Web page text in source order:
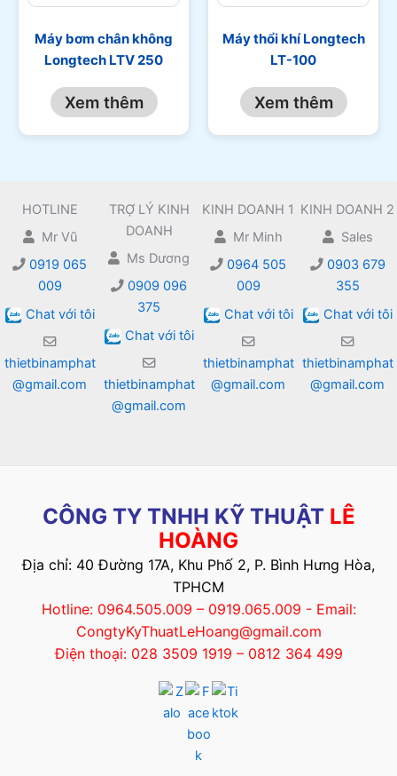
Máy bơm chân không
Longtech LTV 250
Xem thêm
Máy thổi khí Longtech
LT-100
Xem thêm
HOTLINE
Mr Vũ
0919 065
009
Chat với tôi
thietbinamphat
@gmail.com
TRỢ LÝ KINH
DOANH
Ms Dương
0909 096
375
Chat với tôi
thietbinamphat
@gmail.com
KINH DOANH 1
Mr Minh
0964 505
009
Chat với tôi
thietbinamphat
@gmail.com
KINH DOANH 2
Sales
0903 679
355
Chat với tôi
thietbinamphat
@gmail.com
CÔNG TY TNHH KỸ THUẬT LÊ
HOÀNG
Địa chỉ: 40 Đường 17A, Khu Phố 2, P. Bình Hưng Hòa,
TPHCM
Hotline: 0964.505.009 – 0919.065.009 - Email:
CongtyKyThuatLeHoang@gmail.com
Điện thoại: 028 3509 1919 – 0812 364 499